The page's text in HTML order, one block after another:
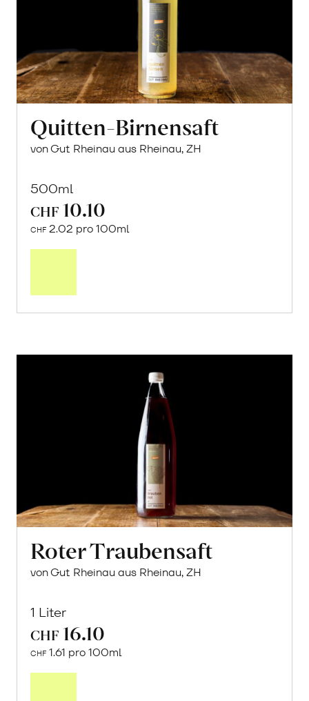
Quitten-Birnensaft
von Gut Rheinau aus Rheinau, ZH
500ml
CHF 10.10
CHF 2.02 pro 100ml
Roter Traubensaft
von Gut Rheinau aus Rheinau, ZH
1 Liter
CHF 16.10
CHF 1.61 pro 100ml